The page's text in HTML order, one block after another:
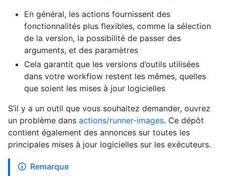
En général, les actions fournissent des
fonctionnalités plus flexibles, comme la sélection
de la version, la possibilité de passer des
arguments, et des paramètres
Cela garantit que les versions d’outils utilisées
dans votre workflow restent les mêmes, quelles
que soient les mises à jour logicielles
S’il y a un outil que vous souhaitez demander, ouvrez
un problème dans actions/runner-images. Ce dépôt
contient également des annonces sur toutes les
principales mises à jour logicielles sur les exécuteurs.
Remarque